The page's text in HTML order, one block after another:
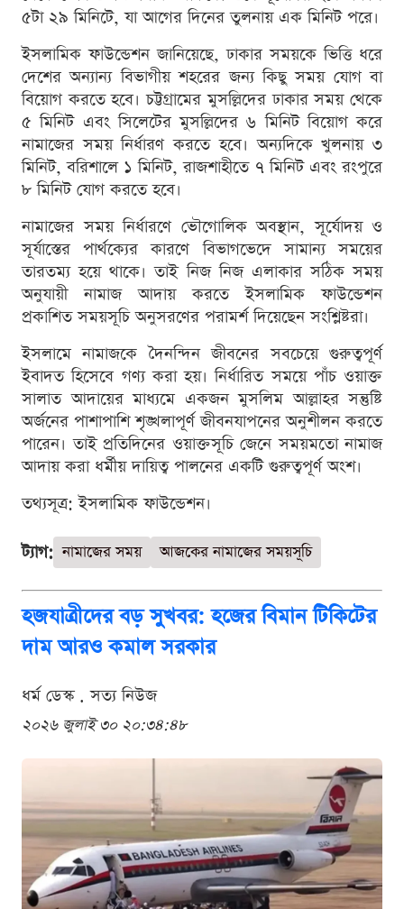
৫টা ২৯ মিনিটে, যা আগের দিনের তুলনায় এক মিনিট পরে।
ইসলামিক ফাউন্ডেশন জানিয়েছে, ঢাকার সময়কে ভিত্তি ধরে
দেশের অন্যান্য বিভাগীয় শহরের জন্য কিছু সময় যোগ বা
বিয়োগ করতে হবে। চট্টগ্রামের মুসল্লিদের ঢাকার সময় থেকে
৫ মিনিট এবং সিলেটের মুসল্লিদের ৬ মিনিট বিয়োগ করে
নামাজের সময় নির্ধারণ করতে হবে। অন্যদিকে খুলনায় ৩
মিনিট, বরিশালে ১ মিনিট, রাজশাহীতে ৭ মিনিট এবং রংপুরে
৮ মিনিট যোগ করতে হবে।
নামাজের সময় নির্ধারণে ভৌগোলিক অবস্থান, সূর্যোদয় ও
সূর্যাস্তের পার্থক্যের কারণে বিভাগভেদে সামান্য সময়ের
তারতম্য হয়ে থাকে। তাই নিজ নিজ এলাকার সঠিক সময়
অনুযায়ী নামাজ আদায় করতে ইসলামিক ফাউন্ডেশন
প্রকাশিত সময়সূচি অনুসরণের পরামর্শ দিয়েছেন সংশ্লিষ্টরা।
ইসলামে নামাজকে দৈনন্দিন জীবনের সবচেয়ে গুরুত্বপূর্ণ
ইবাদত হিসেবে গণ্য করা হয়। নির্ধারিত সময়ে পাঁচ ওয়াক্ত
সালাত আদায়ের মাধ্যমে একজন মুসলিম আল্লাহর সন্তুষ্টি
অর্জনের পাশাপাশি শৃঙ্খলাপূর্ণ জীবনযাপনের অনুশীলন করতে
পারেন। তাই প্রতিদিনের ওয়াক্তসূচি জেনে সময়মতো নামাজ
আদায় করা ধর্মীয় দায়িত্ব পালনের একটি গুরুত্বপূর্ণ অংশ।
তথ্যসূত্র: ইসলামিক ফাউন্ডেশন।
ট্যাগ: নামাজের সময় আজকের নামাজের সময়সূচি
হজযাত্রীদের বড় সুখবর: হজের বিমান টিকিটের
দাম আরও কমাল সরকার
ধর্ম ডেস্ক . সত্য নিউজ
২০২৬ জুলাই ৩০ ২০:৩৪:৪৮